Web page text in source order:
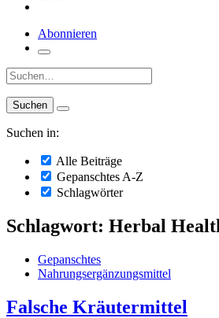
Abonnieren
Suche:
Suchen in:
Alle Beiträge
Gepanschtes A-Z
Schlagwörter
Schlagwort: Herbal
Gepanschtes
Nahrungsergänzungsmittel
Falsche Kräutermittel